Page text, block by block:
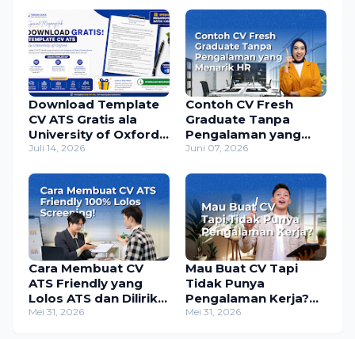
Download Template
CV ATS Gratis ala
University of Oxford
untuk MagangHub
Juli 14, 2026
Contoh CV Fresh
Graduate Tanpa
Pengalaman yang
Menarik HR
Juni 07, 2026
Cara Membuat CV
ATS Friendly yang
Lolos ATS dan Dilirik
HR
Mei 31, 2026
Mau Buat CV Tapi
Tidak Punya
Pengalaman Kerja?
Tambahkan 4 Hal Ini
Mei 31, 2026